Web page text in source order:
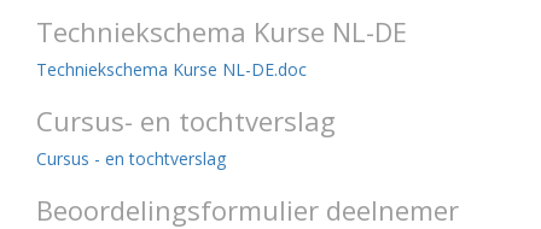
Techniekschema Kurse NL-DE
Techniekschema Kurse NL-DE.doc
Cursus- en tochtverslag
Cursus - en tochtverslag
Beoordelingsformulier deelnemer